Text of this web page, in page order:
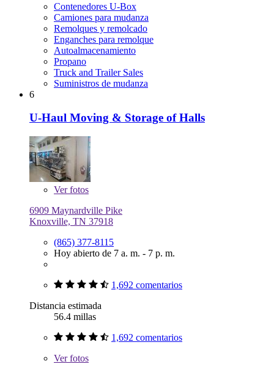
Contenedores U-Box
Camiones para mudanza
Remolques y remolcado
Enganches para remolque
Autoalmacenamiento
Propano
Truck and Trailer Sales
Suministros de mudanza
6
U-Haul Moving & Storage of Halls
Verfotos
6909 Maynardville Pike
Knoxville, TN 37918
(865) 377-8115
Hoy abierto de 7 a. m. - 7 p. m.
1,692 comentarios
Distancia estimada
56.4 millas
1,692 comentarios
Verfotos